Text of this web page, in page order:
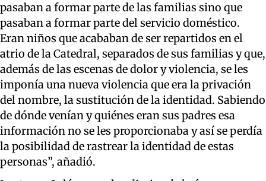
pasaban a formar parte de las familias sino que
pasaban a formar parte del servicio doméstico.
Eran niños que acababan de ser repartidos en el
atrio de la Catedral, separados de sus familias y que,
además de las escenas de dolor y violencia, se les
imponía una nueva violencia que era la privación
del nombre, la sustitución de la identidad. Sabiendo
de dónde venían y quiénes eran sus padres esa
información no se les proporcionaba y así se perdía
la posibilidad de rastrear la identidad de estas
personas”, añadió.